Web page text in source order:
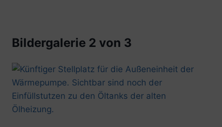
Bildergalerie 2 von 3